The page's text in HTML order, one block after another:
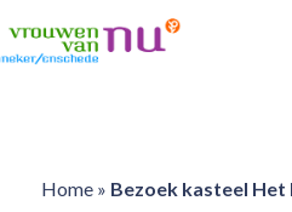
Home» Bezoek kasteel Het